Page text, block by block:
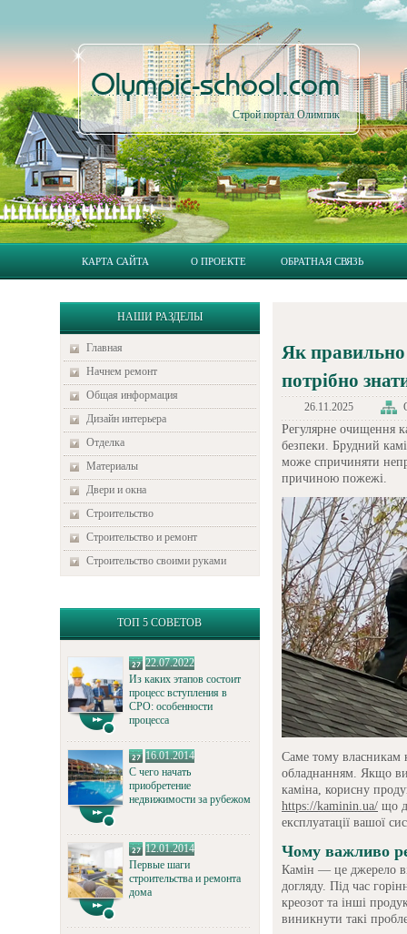
Olympic-school.com
Строй портал Олимпик
КАРТА САЙТА О ПРОЕКТЕ ОБРАТНАЯ СВЯЗЬ
НАШИ РАЗДЕЛЫ
Главная
Начнем ремонт
Общая информация
Дизайн интерьера
Отделка
Материалы
Двери и окна
Строительство
Строительство и ремонт
Строительство своими руками
ТОП 5 СОВЕТОВ
22.07.2022
Из каких этапов состоит
процесс вступления в
СРО: особенности
процесса
16.01.2014
С чего начать
приобретение
недвижимости за рубежом
12.01.2014
Первые шаги
строительства и ремонта
дома
Як правильно
потрібно
26.11.2025
Регулярне очищення
безпеки. Брудний
може спричиняти
причиною пожежі.
Саме тому власникам
обладнанням. Якщо ви
каміна, корисну
https://kaminin.ua/ що
експлуатації вашої
Чому важливо
Камін — це джерело
догляду. Під час
креозот та інші
виникнути такі